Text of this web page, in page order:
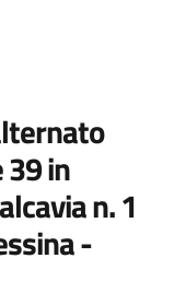
in
n. 1
-